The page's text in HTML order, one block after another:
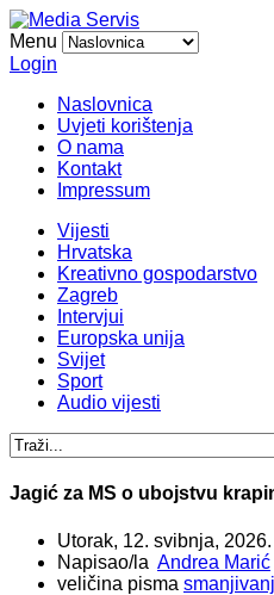
Menu
Login
Naslovnica
Uvjeti korištenja
O nama
Kontakt
Impressum
Vijesti
Hrvatska
Kreativno gospodarstvo
Zagreb
Intervjui
Europska unija
Svijet
Sport
Audio vijesti
Jagić za MS o ubojstvu
Utorak, 12. svibnja,
Napisao/la Andrea Marić
veličina pisma